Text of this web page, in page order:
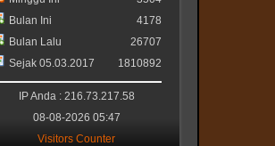
Bulan Ini
Bulan Lalu
Sejak 05.03.2017
4178
26707
1810892
IP Anda : 216.73.217.58
08-08-2026 05:47
Visitors Counter